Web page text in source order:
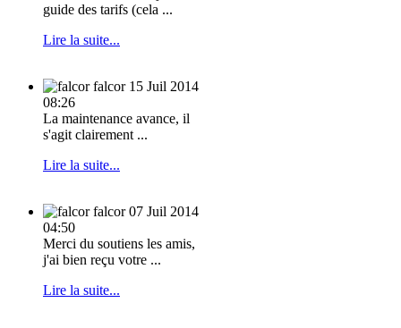
guide des tarifs (cela ...
Lire la suite...
falcor 15 Juil 2014
08:26
La maintenance avance, il
s'agit clairement ...
Lire la suite...
falcor 07 Juil 2014
04:50
Merci du soutiens les amis,
j'ai bien reçu votre ...
Lire la suite...